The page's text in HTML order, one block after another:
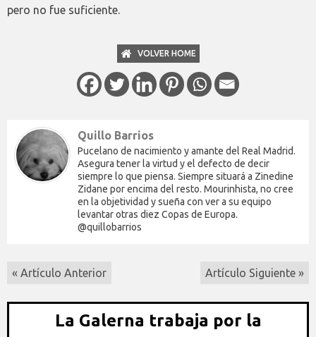
pero no fue suficiente.
VOLVER HOME
Quillo Barrios
Pucelano de nacimiento y amante del Real Madrid.
Asegura tener la virtud y el defecto de decir
siempre lo que piensa. Siempre situará a Zinedine
Zidane por encima del resto. Mourinhista, no cree
en la objetividad y sueña con ver a su equipo
levantar otras diez Copas de Europa.
@quillobarrios
« Artículo Anterior Artículo Siguiente »
La Galerna trabaja por la